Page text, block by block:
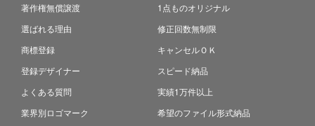
著作権無償譲渡
選ばれる理由
商標登録
登録デザイナー
よくある質問
業界別ロゴマーク
1点ものオリジナル
修正回数無制限
キャンセルＯＫ
スピード納品
実績1万件以上
希望のファイル形式納品